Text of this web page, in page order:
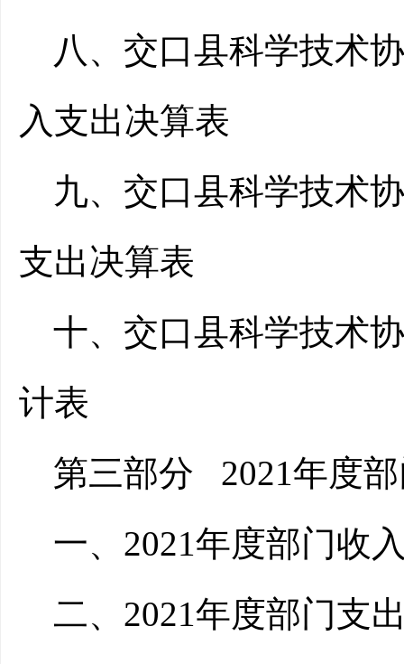
八、交口县科学技术
入支出决算表
九、交口县科学技术
支出决算表
十、交口县科学技术
计表
第三部分
2021年度
一、2021年度部门收
二、2021年度部门支